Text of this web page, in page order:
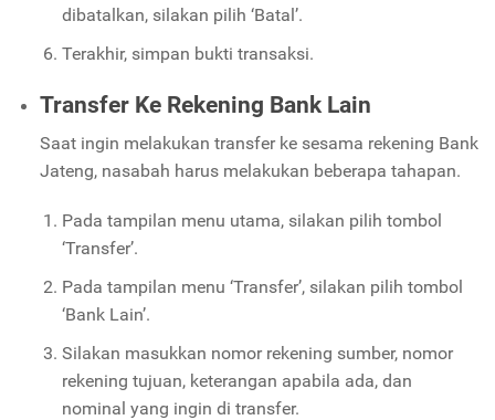
dibatalkan, silakan pilih ‘Batal’.
Terakhir, simpan bukti transaksi.
Transfer Ke Rekening Bank Lain
Saat ingin melakukan transfer ke sesama rekening Bank
Jateng, nasabah harus melakukan beberapa tahapan.
Pada tampilan menu utama, silakan pilih tombol
‘Transfer’.
Pada tampilan menu ‘Transfer’, silakan pilih tombol
‘Bank Lain’.
Silakan masukkan nomor rekening sumber, nomor
rekening tujuan, keterangan apabila ada, dan
nominal yang ingin di transfer.